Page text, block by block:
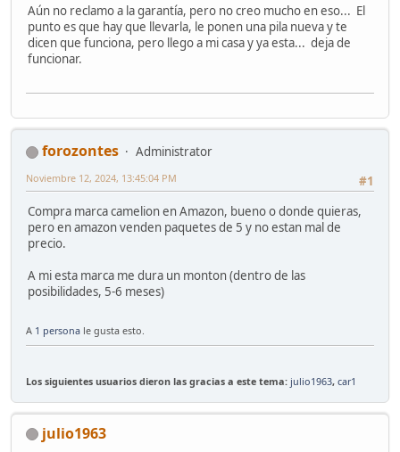
Aún no reclamo a la garantía, pero no creo mucho en eso... El
punto es que hay que llevarla, le ponen una pila nueva y te
dicen que funciona, pero llego a mi casa y ya esta... deja de
funcionar.
forozontes
Administrator
#1
Noviembre 12, 2024, 13:45:04 PM
Compra marca camelion en Amazon, bueno o donde quieras,
pero en amazon venden paquetes de 5 y no estan mal de
precio.
A mi esta marca me dura un monton (dentro de las
posibilidades, 5-6 meses)
A 1 persona le gusta esto.
Los siguientes usuarios dieron las gracias a este tema: julio1963, car1
julio1963